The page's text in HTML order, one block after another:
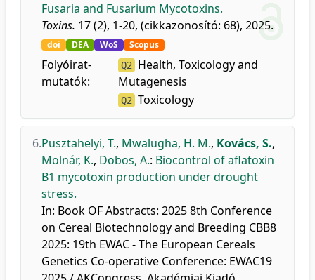
Fusaria and Fusarium Mycotoxins.
Toxins. 17 (2), 1-20, (cikkazonosító: 68), 2025.
doi DEA WoS Scopus
Folyóirat-
mutatók:
Q2 Health, Toxicology and
Mutagenesis
Q2 Toxicology
6.Pusztahelyi, T., Mwalugha, H. M., Kovács, S.,
Molnár, K., Dobos, A.: Biocontrol of aflatoxin
B1 mycotoxin production under drought
stress.
In: Book OF Abstracts: 2025 8th Conference
on Cereal Biotechnology and Breeding CBB8
2025: 19th EWAC - The European Cereals
Genetics Co-operative Conference: EWAC19